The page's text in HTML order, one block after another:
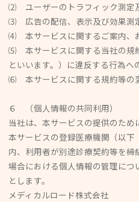
⑵ ユーザーのトラフィック測定
⑶ 広告の配信、表示及び効果測
⑷ 本サービスに関するご案内、
⑸ 本サービスに関する当社の規
といいます。）に違反する行為へ
⑹ 本サービスに関する規約等の
６ （個人情報の共同利用）
当社は、本サービスの提供のた
本サービスの登録医療機関（以下
内、利用者が別途診療契約等を
場合における個人情報の管理に
とします。
メディカルロード株式会社